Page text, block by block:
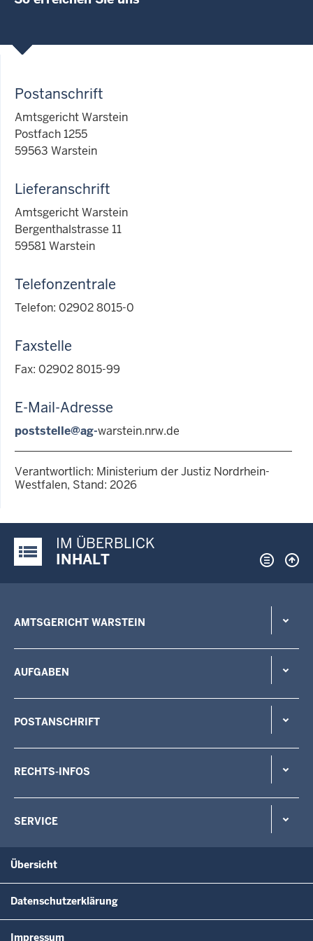
Postanschrift
Amtsgericht Warstein
Postfach 1255
59563 Warstein
Lieferanschrift
Amtsgericht Warstein
Bergenthalstrasse 11
59581 Warstein
Telefonzentrale
Telefon: 02902 8015-0
Faxstelle
Fax: 02902 8015-99
E-Mail-Adresse
poststelle@ag-warstein.nrw.de
Verantwortlich: Ministerium der Justiz Nordrhein-
Westfalen, Stand: 2026
Justiz-Portal im Überblick:
IM ÜBERBLICK
INHALT
AMTSGERICHT WARSTEIN
AUFGABEN
POSTANSCHRIFT
RECHTS-INFOS
SERVICE
Übersicht
Datenschutzerklärung
Impressum